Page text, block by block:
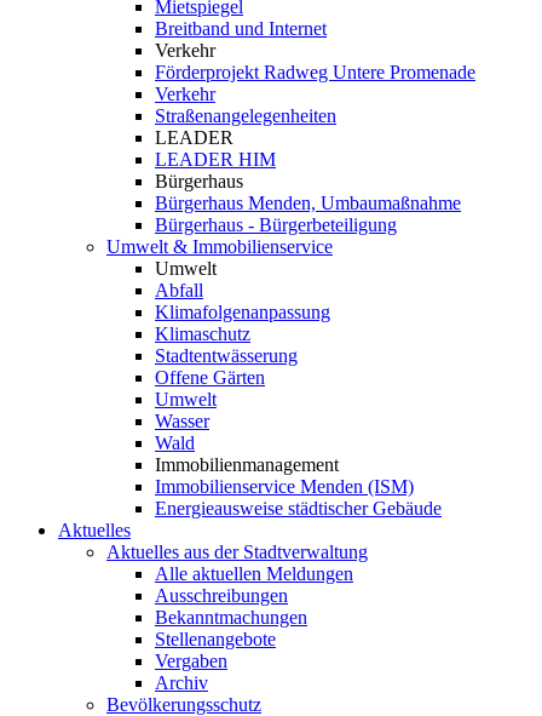
Mietspiegel
Breitband und Internet
Verkehr
Förderprojekt Radweg Untere Promenade
Verkehr
Straßenangelegenheiten
LEADER
LEADER HIM
Bürgerhaus
Bürgerhaus Menden, Umbaumaßnahme
Bürgerhaus - Bürgerbeteiligung
Umwelt & Immobilienservice
Umwelt
Abfall
Klimafolgenanpassung
Klimaschutz
Stadtentwässerung
Offene Gärten
Umwelt
Wasser
Wald
Immobilienmanagement
Immobilienservice Menden (ISM)
Energieausweise städtischer Gebäude
Aktuelles
Aktuelles aus der Stadtverwaltung
Alle aktuellen Meldungen
Ausschreibungen
Bekanntmachungen
Stellenangebote
Vergaben
Archiv
Bevölkerungsschutz